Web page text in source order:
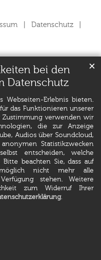
bei den
Datenschutz
Erlebnis bieten.
das Funktionieren unserer
verwenden wir
die zur Anzeige
Audios über Soundcloud,
Statistikzwecken
entscheiden, welche
beachten Sie, dass auf
nicht mehr alle
stehen. Weitere
zum Widerruf Ihrer
.
✕
Datenschutz